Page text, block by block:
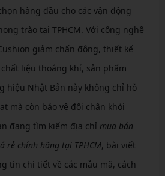
hàng đầu cho các vận động
trào tại TPHCM. Với công nghệ
giảm chấn động, thiết kế
liệu thoáng khí, sản phẩm
hiệu Nhật Bản này không chỉ hỗ
mà còn bảo vệ đôi chân khỏi
đang tìm kiếm địa chỉ mua bán
rẻ chính hãng tại TPHCM, bài viết
tin chi tiết về các mẫu mã, cách